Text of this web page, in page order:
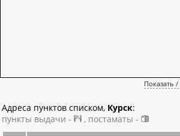
Показать
Адреса пунктов списком, Курск:
пункты выдачи -
, постаматы -